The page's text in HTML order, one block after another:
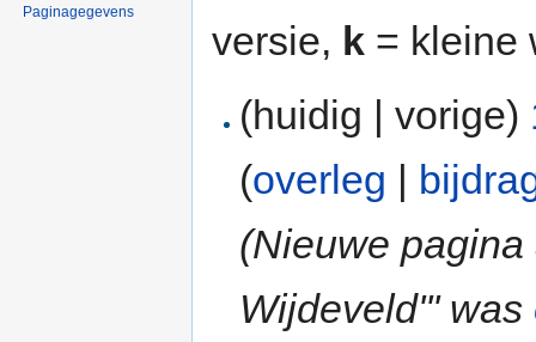
versie, k = kleine
(huidig | vorige)
(overleg |
(Nieuwe
Wijdeveld''' was
Paginagegevens